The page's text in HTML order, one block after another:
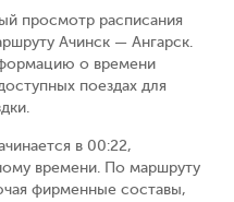
просмотр расписания
Ачинск — Ангарск.
о времени
поездах для
в 00:22,
времени. По маршруту
фирменные составы,